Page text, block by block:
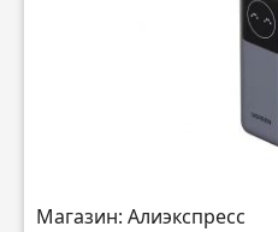
Магазин: Алиэкспресс